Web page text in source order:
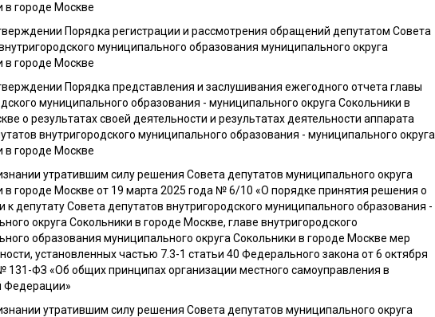
в городе Москве
Порядка регистрации и рассмотрения обращений депутатом Совета
муниципального образования муниципального округа
в городе Москве
Порядка представления и заслушивания ежегодного отчета главы
муниципального образования - муниципального округа Сокольники в
о результатах своей деятельности и результатах деятельности аппарата
внутригородского муниципального образования - муниципального округа
в городе Москве
утратившим силу решения Совета депутатов муниципального округа
в городе Москве от 19 марта 2025 года № 6/10 «О порядке принятия решения о
к депутату Совета депутатов внутригородского муниципального образования -
округа Сокольники в городе Москве, главе внутригородского
образования муниципального округа Сокольники в городе Москве мер
установленных частью 7.3-1 статьи 40 Федерального закона от 6 октября
131-ФЗ «Об общих принципах организации местного самоуправления в
Федерации»
утратившим силу решения Совета депутатов муниципального округа